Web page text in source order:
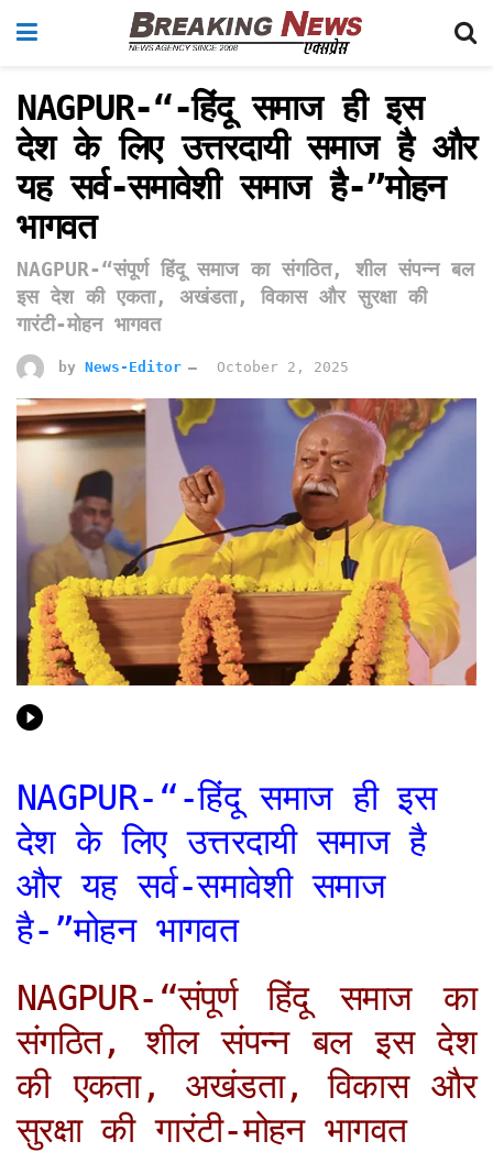
NAGPUR-“-हिंदू समाज ही इस
देश के लिए उत्तरदायी समाज है और
यह सर्व-समावेशी समाज है-”मोहन
भागवत
NAGPUR-“संपूर्ण हिंदू समाज का संगठित, शील संपन्न बल
इस देश की एकता, अखंडता, विकास और सुरक्षा की
गारंटी-मोहन भागवत
by News-Editor October 2, 2025
NAGPUR-“-हिंदू समाज ही इस
देश के लिए उत्तरदायी समाज है
और यह सर्व-समावेशी समाज
है-”मोहन भागवत
NAGPUR-“संपूर्ण हिंदू समाज का
संगठित, शील संपन्न बल इस देश
की एकता, अखंडता, विकास और
सुरक्षा की गारंटी-मोहन भागवत